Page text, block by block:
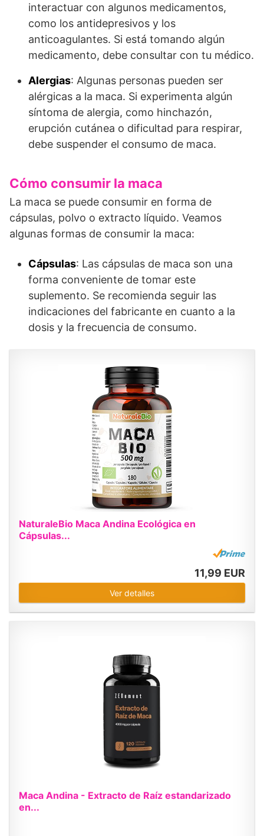
interactuar con algunos medicamentos,
como los antidepresivos y los
anticoagulantes. Si está tomando algún
medicamento, debe consultar con tu médico.
Alergias: Algunas personas pueden ser
alérgicas a la maca. Si experimenta algún
síntoma de alergia, como hinchazón,
erupción cutánea o dificultad para respirar,
debe suspender el consumo de maca.
Cómo consumir la maca
La maca se puede consumir en forma de
cápsulas, polvo o extracto líquido. Veamos
algunas formas de consumir la maca:
Cápsulas: Las cápsulas de maca son una
forma conveniente de tomar este
suplemento. Se recomienda seguir las
indicaciones del fabricante en cuanto a la
dosis y la frecuencia de consumo.
NaturaleBio Maca Andina Ecológica en
Cápsulas...
11,99 EUR
Ver detalles
Maca Andina - Extracto de Raíz estandarizado
en...